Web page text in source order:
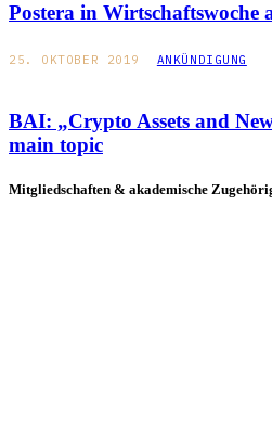
Postera in Wirtschaftswoche
25. OKTOBER 2019 ANKÜNDIGUNG
BAI: „Crypto Assets and
main topic
Mitgliedschaften & akademische